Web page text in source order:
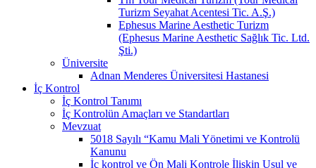
Turizm Seyahat Acentesi Tic. A.Ş.)
Ephesus Marine Aesthetic Turizm
(Ephesus Marine Aesthetic Sağlık Tic. Ltd.
Şti.)
Üniversite
Adnan Menderes Üniversitesi Hastanesi
İç Kontrol
İç Kontrol Tanımı
İç Kontrolün Amaçları ve Standartları
Mevzuat
5018 Sayılı “Kamu Mali Yönetimi ve Kontrolü
Kanunu
İç kontrol ve Ön Mali Kontrole İlişkin Usul ve